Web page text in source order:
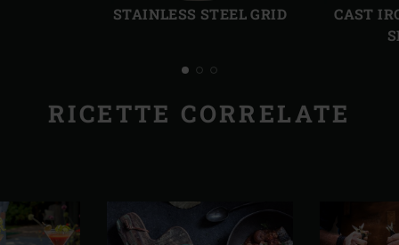
STAINLESS STEEL GRID
CAST
RICETTE CORRELATE